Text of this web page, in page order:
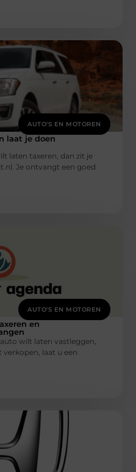
AUTO'S EN MOTOREN
laat je doen
laten taxeren, dan zit je
Je ontvangt een goed
AUTO'S EN MOTOREN
en
wilt laten vastleggen,
laat u een